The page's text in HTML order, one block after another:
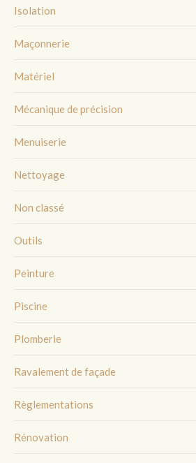
Isolation
Maçonnerie
Matériel
Mécanique de précision
Menuiserie
Nettoyage
Non classé
Outils
Peinture
Piscine
Plomberie
Ravalement de façade
Règlementations
Rénovation